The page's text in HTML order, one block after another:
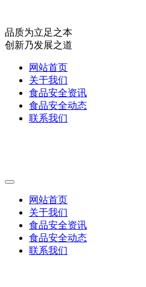
品质为立足之本
创新乃发展之道
网站首页
关于我们
食品安全资讯
食品安全动态
联系我们
网站首页
关于我们
食品安全资讯
食品安全动态
联系我们